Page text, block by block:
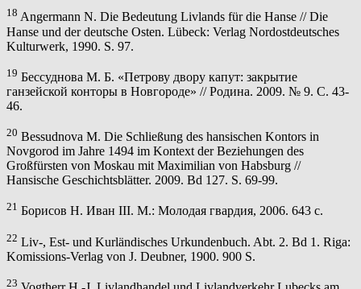
18 Angermann N. Die Bedeutung Livlands für die Hanse // Die
Hanse und der deutsche Osten. Lübeck: Verlag Nordostdeutsches
Kulturwerk, 1990. S. 97.
19 Бессуднова М. Б. «Петрову двору капут: закрытие
ганзейской конторы в Новгороде» // Родина. 2009. № 9. С. 43-
46.
20 Bessudnova M. Die Schließung des hansischen Kontors in
Novgorod im Jahre 1494 im Kontext der Beziehungen des
Großfürsten von Moskau mit Maximilian von Habsburg //
Hansische Geschichtsblätter. 2009. Bd 127. S. 69-99.
21 Борисов Н. Иван III. М.: Молодая гвардия, 2006. 643 с.
22 Liv-, Est- und Kurländisches Urkundenbuch. Abt. 2. Bd 1. Riga:
Komissions-Verlag von J. Deubner, 1900. 900 S.
23